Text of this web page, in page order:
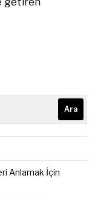
Ara
Anlamak İçin